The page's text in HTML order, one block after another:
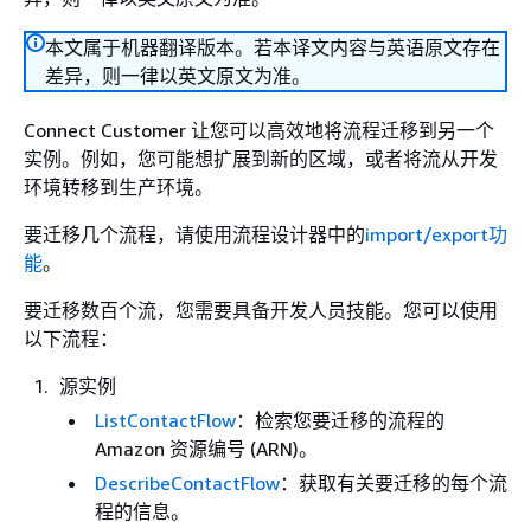
本文属于机器翻译版本。若本译文内容与英语原文存在
差异，则一律以英文原文为准。
Connect Customer 让您可以高效地将流程迁移到另一个
实例。例如，您可能想扩展到新的区域，或者将流从开发
环境转移到生产环境。
要迁移几个流程，请使用流程设计器中的import/export功
能。
要迁移数百个流，您需要具备开发人员技能。您可以使用
以下流程：
源实例
ListContactFlow：检索您要迁移的流程的
Amazon 资源编号 (ARN)。
DescribeContactFlow：获取有关要迁移的每个流
程的信息。